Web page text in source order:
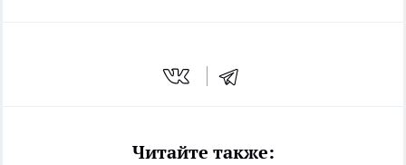
Читайте также: